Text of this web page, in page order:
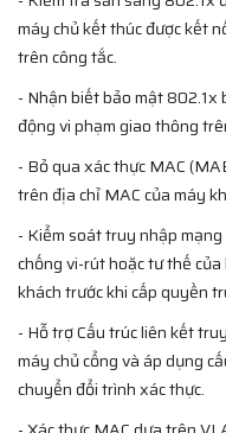
máy chủ kết thúc được kết
trên công tắc.
- Nhận biết bảo mật 802.1x
động vi phạm giao thông
- Bỏ qua xác thực MAC
trên địa chỉ MAC của máy
- Kiểm soát truy nhập
chống vi-rút hoặc tư thế
khách trước khi cấp quyền
- Hỗ trợ Cấu trúc liên kết
máy chủ cổng và áp dụng
chuyển đổi trình xác thực.